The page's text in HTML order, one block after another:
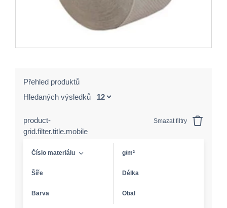
Přehled produktů
Hledaných výsledků
product-
grid.filter.title.mobile
Smazat filtry
Číslo materiálu g/m²
Šíře Délka
Barva Obal